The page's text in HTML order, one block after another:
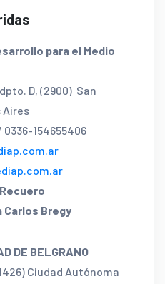
para el Medio
D, (2900) San
Aires
0336-154655406
Carlos Bregy
DE BELGRANO
Ciudad Autónoma